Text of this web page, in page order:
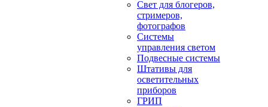
Свет для блогеров,
стримеров,
фотографов
Системы
управления светом
Подвесные системы
Штативы для
осветительных
приборов
ГРИП